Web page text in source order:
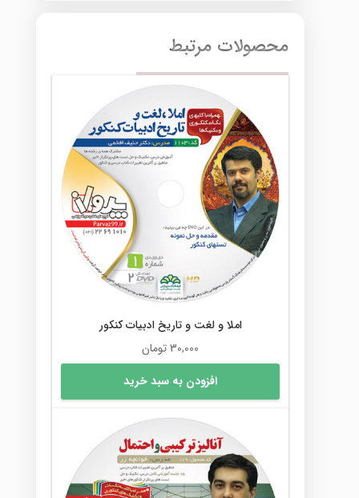
محصولات مرتبط
املا و لغت و تاریخ ادبیات کنکور
30,000تومان
افزودن به سبد خرید